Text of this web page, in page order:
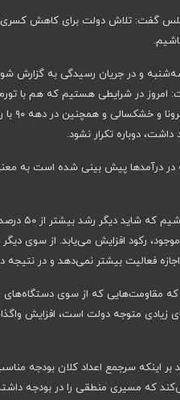
گفت: تلاش دولت برای کاهش کسری
و در جریان رسیدگی به گزارش
امروز در شرایطی هستیم که هم با
و در
دوباره تکرار نشود.
عنوان کرد: رشد ۱۸ درصدی که در درآمدها پیش
این
موجود، رکود افزایش می‌یابد. از
فعالیت بیشتر نمی‌دهد و در
که مقاومت‌هایی که از سوی
متوجه دولت است، افزایش
بر اینکه سرجمع اعداد کلان بودجه
می‌کند که مسیری منطقی را در بودجه